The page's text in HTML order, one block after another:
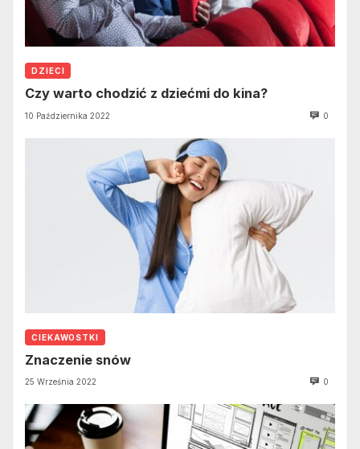
DZIECI
Czy warto chodzić z dziećmi do kina?
10 Października 2022 0
CIEKAWOSTKI
Znaczenie snów
25 Września 2022 0